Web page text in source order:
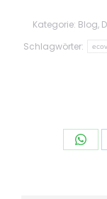
Kategorie: Blog,
Schlagwörter:
Auf